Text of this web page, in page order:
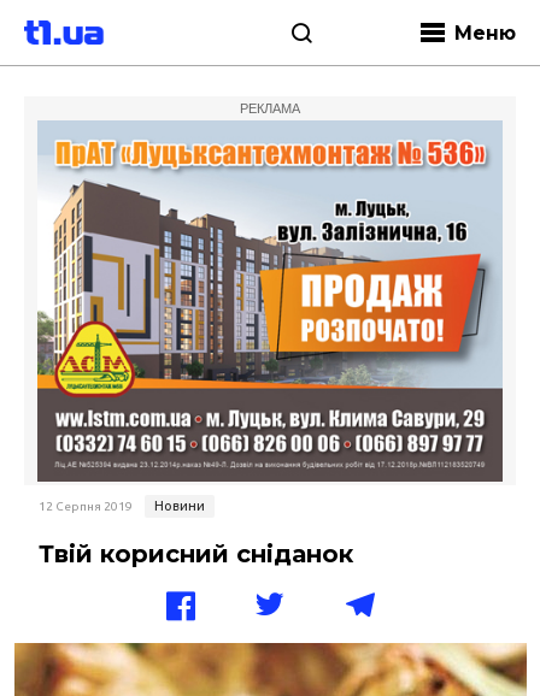
Меню
РЕКЛАМА
12 Серпня 2019 Новини
Твій корисний сніданок